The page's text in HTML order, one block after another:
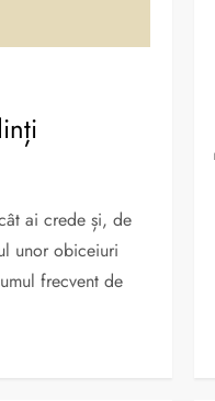
ai crede și, de
unor obiceiuri
frecvent de